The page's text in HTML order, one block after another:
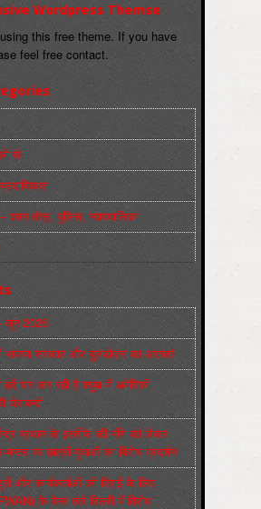
Wordpress Themse
this free theme. If you have
feel free contact.
से
दमन तंत्र, पुलिस, न्‍यायपालिका
जून 2026
भाजपा सरकार और बुलडोज़र का आतंक!
हदें पार कर रही है क्यूबा में अमेरिकी
घेराबन्दी
प्रधान के इस्तीफ़े की माँग को लेकर
पर छात्रों-युवाओं का विरोध प्रदर्शन
और कार्यकर्ताओं की रिहाई के लिए
के बैनर तले दिल्ली में विरोध